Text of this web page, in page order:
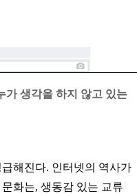
가 생각을 하지 않고 있는
해진다. 인터넷의 역사가
화는, 생동감 있는 교류